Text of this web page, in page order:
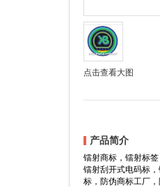
点击查看大图
产品简介
镭射商标，镭射标
镭射刮开式电码标
标，防伪商标工厂